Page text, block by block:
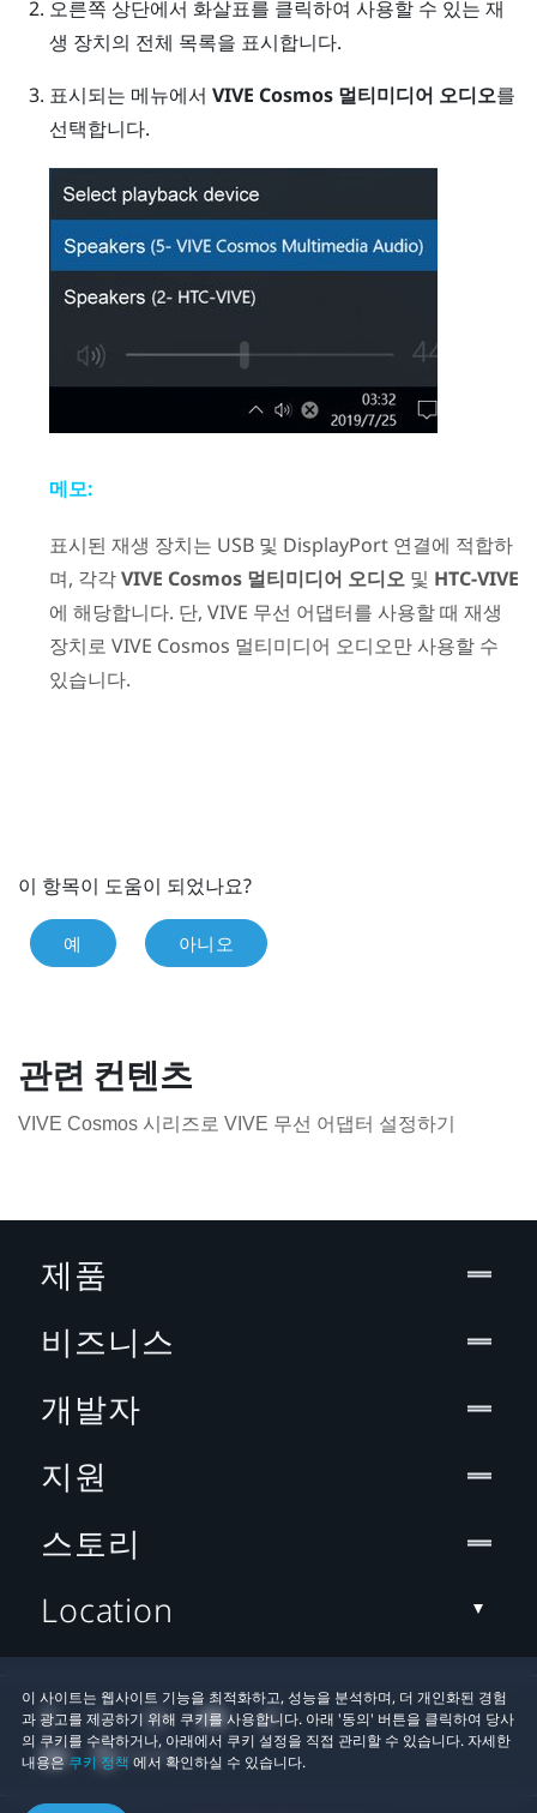
오른쪽 상단에서 화살표를 클릭하여 사용할 수 있는 재
생 장치의 전체 목록을 표시합니다.
표시되는 메뉴에서 VIVE Cosmos 멀티미디어 오디오를
선택합니다.
메모:
표시된 재생 장치는 USB 및 DisplayPort연결에 적합하
며, 각각VIVE Cosmos 멀티미디어 오디오및 HTC-VIVE
에 해당합니다. 단, VIVE 무선 어댑터를 사용할 때 재생
장치로 VIVE Cosmos 멀티미디어 오디오만 사용할 수
있습니다.
이 항목이 도움이 되었나요?
예 아니오
관련 컨텐츠
VIVE Cosmos 시리즈로 VIVE 무선 어댑터 설정하기
이 사이트는 웹사이트 기능을 최적화하고, 성능을 분석하며, 더 개인화된 경험
과 광고를 제공하기 위해 쿠키를 사용합니다. 아래 '동의' 버튼을 클릭하여 당사
의 쿠키를 수락하거나, 아래에서 쿠키 설정을 직접 관리할 수 있습니다. 자세한
내용은 쿠키 정책 에서 확인하실 수 있습니다.
제품
비즈니스
개발자
지원
스토리
Location